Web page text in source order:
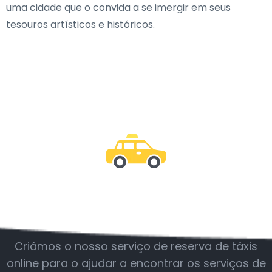
uma cidade que o convida a se imergir em seus
tesouros artísticos e históricos.
Criámos o nosso serviço de reserva de táxis
online para o ajudar a encontrar os serviços de